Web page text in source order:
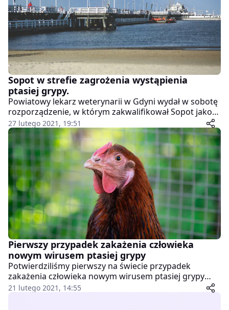
Sopot w strefie zagrożenia wystąpienia
ptasiej grypy.
Powiatowy lekarz weterynarii w Gdyni wydał w sobotę
rozporządzenie, w którym zakwalifikował Sopot jako
obszar zagrożony wystąpieniem ptasiej grypy –
poinformowała rzeczniczka sopockiego magistratu
Izabela Heidrich.
27 lutego 2021, 19:51
Pierwszy przypadek zakażenia człowieka
nowym wirusem ptasiej grypy
Potwierdziliśmy pierwszy na świecie przypadek
zakażenia człowieka nowym wirusem ptasiej grypy
A(H5N8) – poinformował rosyjski Rospotriebnadzor,
21 lutego 2021, 14:55